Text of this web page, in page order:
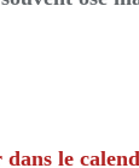
dans le